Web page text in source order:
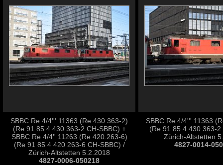
SBBC Re 4/4''' 11363 (Re 430.363-2)
(Re 91 85 4 430 363-2 CH-SBBC) +
SBBC Re 4/4'' 11263 (Re 420.263-6)
(Re 91 85 4 420 263-6 CH-SBBC) /
Zürich-Altstetten 5.2.2018
4827-0006-050218
SBBC Re 4/4''' 11363
(Re 91 85 4 430 363-2
Zürich-Altstetten
4827-0014-